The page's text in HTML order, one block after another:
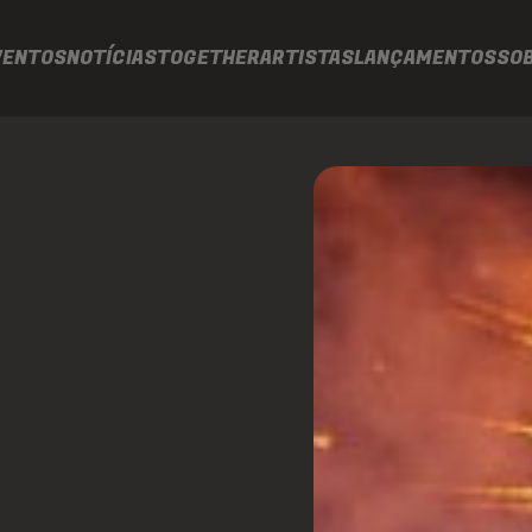
NOTÍCIASTOGETHERARTISTASLANÇAMENTOS